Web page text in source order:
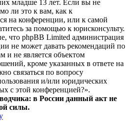
младше 13 лет. Если вы не
ли это к вам, как к
на конференции, или к самой
за помощью к юрисконсульту.
что phpBB Limited администрация
не может давать рекомендаций по
и не является объектом
кроме указанных в ответе на
связаться по вопросу
и/или юридических
с этой конференцией?».
в России данный акт не
силы.